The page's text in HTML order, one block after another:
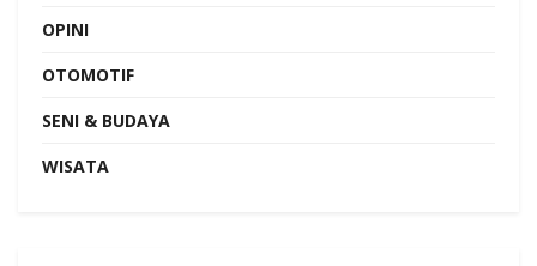
OPINI
OTOMOTIF
SENI & BUDAYA
WISATA